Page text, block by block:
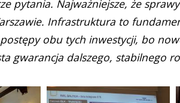
pytania. Najważniejsze, że
Infrastruktura to
obu tych inwestycji, bo
gwarancja dalszego, stabilnego